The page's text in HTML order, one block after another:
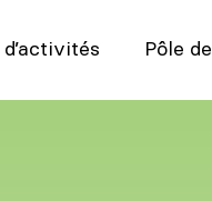
Pôle